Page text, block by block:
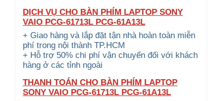
DỊCH VỤ CHO BÀN PHÍM LAPTOP SONY
VAIO PCG-61713L PCG-61A13L
+ Giao hàng và lắp đặt tận nhà hoàn toàn miễn
phí trong nội thành TP.HCM
+ Hỗ trợ 50% chi phí vận chuyển đối với khách
hàng ở các tỉnh ngoài
THANH TOÁN CHO BÀN PHÍM LAPTOP
SONY VAIO PCG-61713L PCG-61A13L